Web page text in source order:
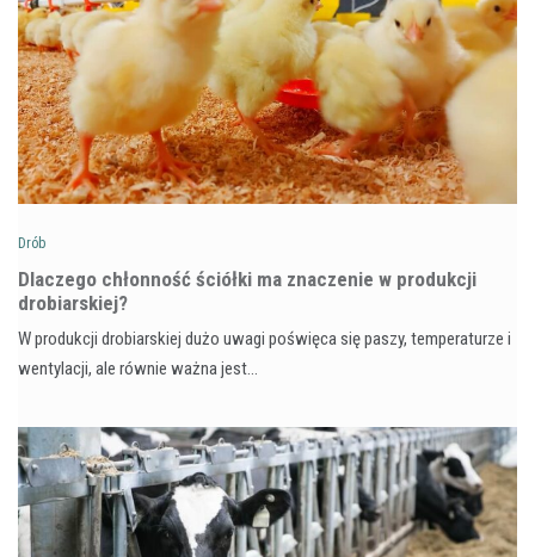
Drób
Dlaczego chłonność ściółki ma znaczenie w produkcji
drobiarskiej?
W produkcji drobiarskiej dużo uwagi poświęca się paszy, temperaturze i
wentylacji, ale równie ważna jest…